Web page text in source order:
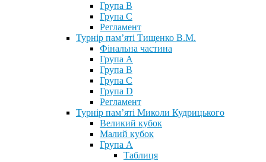
Група В
Група С
Регламент
Турнір пам’яті Тищенко В.М.
Фінальна частина
Група А
Група В
Група С
Група D
Регламент
Турнір пам’яті Миколи Кудрицького
Великий кубок
Малий кубок
Група А
Таблиця